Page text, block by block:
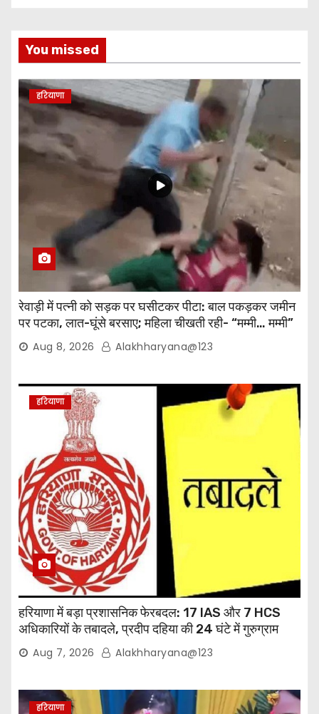
You missed
हरियाणा
रेवाड़ी में पत्नी को सड़क पर घसीटकर पीटा: बाल पकड़कर जमीन
पर पटका, लात-घूंसे बरसाए; महिला चीखती रही- “मम्मी… मम्मी”
Aug 8, 2026 Alakhharyana@123
हरियाणा
हरियाणा में बड़ा प्रशासनिक फेरबदल: 17 IAS और 7 HCS
अधिकारियों के तबादले, प्रदीप दहिया की 24 घंटे में गुरुग्राम
वापसीAug 7, 2026 Alakhharyana@123
हरियाणा